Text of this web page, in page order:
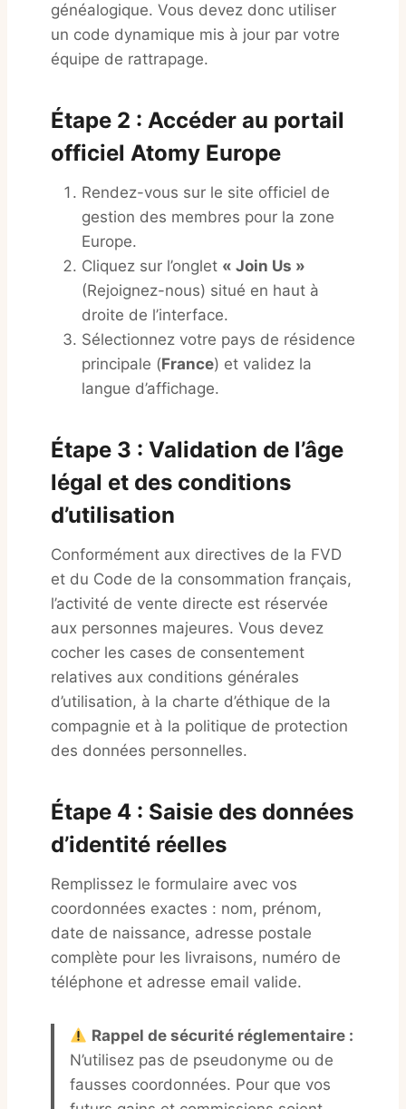
généalogique. Vous devez donc utiliser
un code dynamique mis à jour par votre
équipe de rattrapage.
Étape 2 : Accéder au portail
officiel Atomy Europe
Rendez-vous sur le site officiel de
gestion des membres pour la zone
Europe.
Cliquez sur l’onglet « Join Us »
(Rejoignez-nous) situé en haut à
droite de l’interface.
Sélectionnez votre pays de résidence
principale (France) et validez la
langue d’affichage.
Étape 3 : Validation de l’âge
légal et des conditions
d’utilisation
Conformément aux directives de la FVD
et du Code de la consommation français,
l’activité de vente directe est réservée
aux personnes majeures. Vous devez
cocher les cases de consentement
relatives aux conditions générales
d’utilisation, à la charte d’éthique de la
compagnie et à la politique de protection
des données personnelles.
Étape 4 : Saisie des données
d’identité réelles
Remplissez le formulaire avec vos
coordonnées exactes : nom, prénom,
date de naissance, adresse postale
complète pour les livraisons, numéro de
téléphone et adresse email valide.
Rappel de sécurité réglementaire :
N’utilisez pas de pseudonyme ou de
fausses coordonnées. Pour que vos